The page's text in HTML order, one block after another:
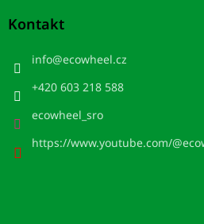
Kontakt
info@ecowheel.cz
+420 603 218 588
ecowheel_sro
https://www.youtube.com/